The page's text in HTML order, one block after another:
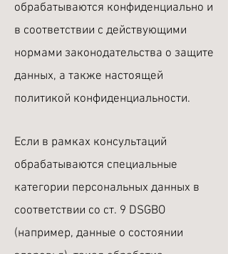
обрабатываются конфиденциально и
в соответствии с действующими
нормами законодательства о защите
данных, а также настоящей
политикой конфиденциальности.
Если в рамках консультаций
обрабатываются специальные
категории персональных данных в
соответствии со ст. 9 DSGВО
(например, данные о состоянии